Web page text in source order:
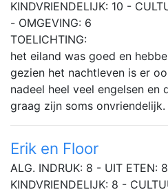
KINDVRIENDELIJK: 10 -
- OMGEVING: 6
TOELICHTING:
het eiland was goed en
gezien het nachtleven is er
nadeel heel veel engelsen en
graag zijn soms onvriendelijk.
Erik en Floor
ALG. INDRUK: 8 - UIT ETEN:
KINDVRIENDELIJK: 8 -